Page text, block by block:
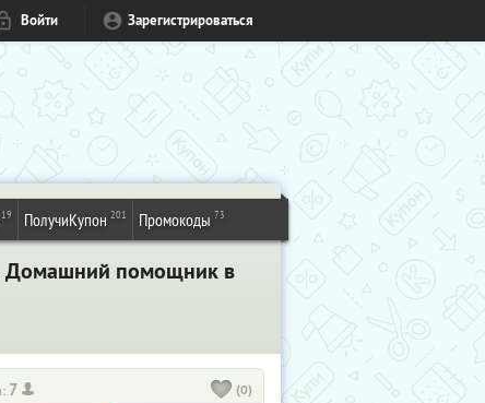
Войти Зарегистрироваться
19 ПолучиКупон 201 Промокоды 73
Домашний помощник в
7 (0)